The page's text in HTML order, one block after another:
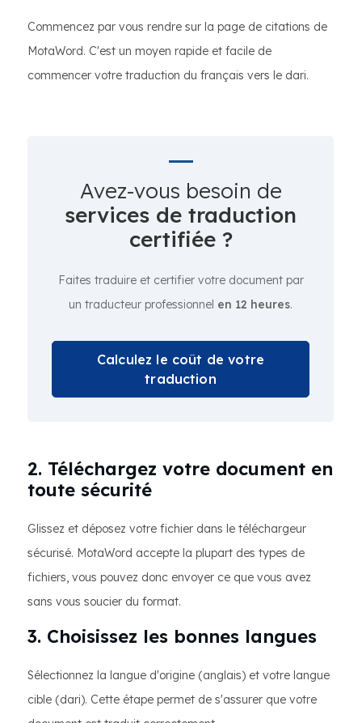
Commencez par vous rendre sur la page de citations de
MotaWord. C'est un moyen rapide et facile de
commencer votre traduction du français vers le dari.
Avez-vous besoin de
services de traduction
certifiée ?
Faites traduire et certifier votre document par
un traducteur professionnel en 12 heures.
Calculez le coût de votre
traduction
2. Téléchargez votre document en
toute sécurité
Glissez et déposez votre fichier dans le téléchargeur
sécurisé. MotaWord accepte la plupart des types de
fichiers, vous pouvez donc envoyer ce que vous avez
sans vous soucier du format.
3. Choisissez les bonnes langues
Sélectionnez la langue d'origine (anglais) et votre langue
cible (dari). Cette étape permet de s'assurer que votre